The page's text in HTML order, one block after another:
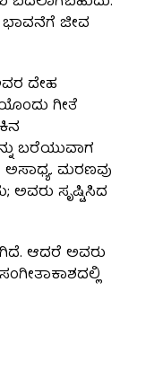
ಭಾವನೆಗೆ ಜೀವ
ದೇಹ
ಗೀತೆ
ಬರೆಯುವಾಗ
ಅಸಾಧ್ಯ. ಮರಣವು
ಅವರು ಸೃಷ್ಟಿಸಿದ
ಆದರೆ ಅವರು